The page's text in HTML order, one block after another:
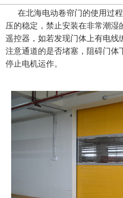
在北海电动卷帘门的使用过
压的稳定，禁止安装在非常潮湿
遥控器，如若发现门体上有电线
注意通道的是否堵塞，阻碍门体
停止电机运作。